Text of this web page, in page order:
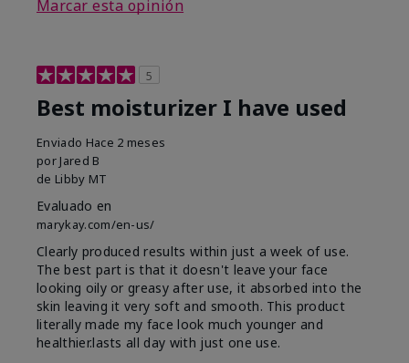
Marcar esta opinión
5
Best moisturizer I have used
Enviado Hace 2 meses
por Jared B
de Libby MT
Evaluado en
marykay.com/en-us/
Clearly produced results within just a week of use.
The best part is that it doesn't leave your face
looking oily or greasy after use, it absorbed into the
skin leaving it very soft and smooth. This product
literally made my face look much younger and
healthier.lasts all day with just one use.